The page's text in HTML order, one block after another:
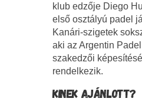
klub edzője Diego
első osztályú padel
Kanári-szigetek
aki az Argentin
szakedzői
rendelkezik.
KINEK AJÁNLOTT?